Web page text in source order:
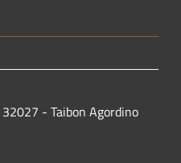
- Taibon Agordino